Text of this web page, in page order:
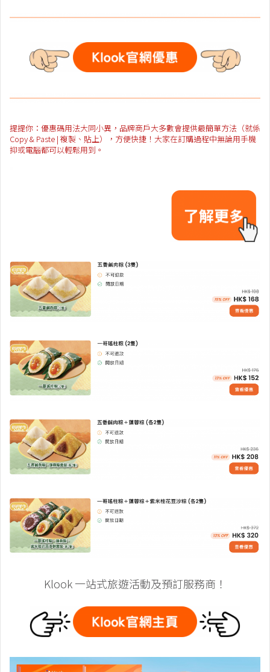
提提你：優惠碼用法大同小異，品牌商戶大多數會提供最簡單方法（就係
Copy & Paste | 複製、貼上），方便快捷！大家在訂購過程中無論用手機
抑或電腦都可以輕鬆用到。
Klook 一站式旅遊活動及預訂服務商！